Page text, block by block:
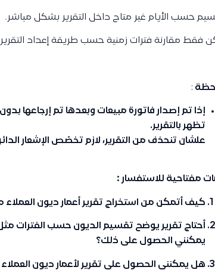
حسب الأيام غير متاح داخل التقرير بشكل مباشر.
فقط مقارنة فترات زمنية حسب طريقة إعداد
:
إذا تم إصدار فاتورة مبيعات وبعدها تم إرجاعها
تظهر بالتقرير.
علشان تنحذف من التقرير، لازم تخصّص الإشعار
مفتاحية للاستفسار :
كيف أتمكن من استخراج تقرير أعمار ديون
يمكنني الحصول على ذلك؟